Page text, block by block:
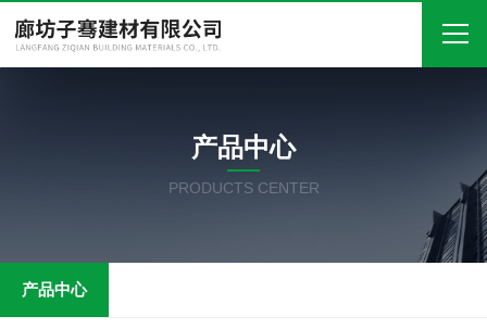
关于我们
产品中心
产品中心
PRODUCTS CENTER
产品中心